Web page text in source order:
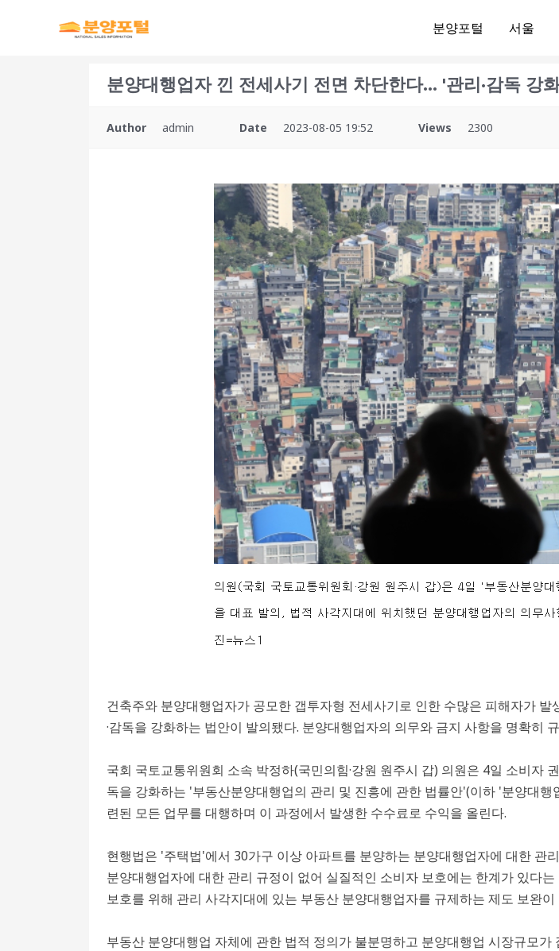
분양포털 서울
분양대행업자 낀 전세사기 전면 차단한다… '관리·감독 강
Author admin Date 2023-08-05 19:52 Views 2300
건축주와 분양대행업자가 공모한 갭투자형 전세사기로 인한 수많은 피해자가
·감독을 강화하는 법안이 발의됐다. 분양대행업자의 의무와 금지 사항을 명확히
국회 국토교통위원회 소속 박정하(국민의힘·강원 원주시 갑) 의원은 4일 소비자
독을 강화하는 '부동산분양대행업의 관리 및 진흥에 관한 법률안'(이하 '분양대
련된 모든 업무를 대행하며 이 과정에서 발생한 수수료로 수익을 올린다.
현행법은 '주택법'에서 30가구 이상 아파트를 분양하는 분양대행업자에 대한 관
분양대행업자에 대한 관리 규정이 없어 실질적인 소비자 보호에는 한계가 있다
보호를 위해 관리 사각지대에 있는 부동산 분양대행업자를 규제하는 제도 보완
부동산 분양대행업 자체에 관한 법적 정의가 불분명하고 분양대행업 시장규모